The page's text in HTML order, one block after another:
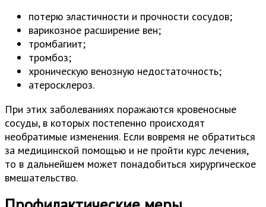
потерю эластичности и прочности сосудов;
варикозное расширение вен;
тромбагиит;
тромбоз;
хроническую венозную недостаточность;
атеросклероз.
При этих заболеваниях поражаются кровеносные
сосуды, в которых постепенно происходят
необратимые изменения. Если вовремя не обратиться
за медицинской помощью и не пройти курс лечения,
то в дальнейшем может понадобиться хирургическое
вмешательство.